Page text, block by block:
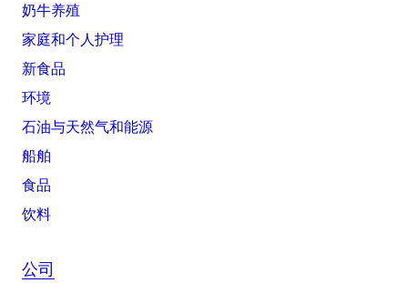
奶牛养殖
家庭和个人护理
新食品
环境
石油与天然气和能源
船舶
食品
饮料
公司